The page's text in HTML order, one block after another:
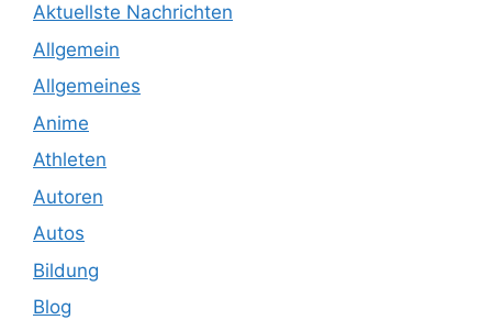
Aktuellste Nachrichten
Allgemein
Allgemeines
Anime
Athleten
Autoren
Autos
Bildung
Blog